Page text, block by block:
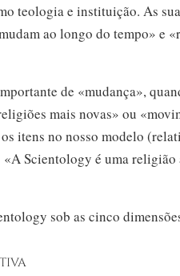
teologia e instituição. As
ao longo do tempo» e
de «mudança»,
mais novas» ou
itens no nosso modelo
Scientology é uma religião
sob as cinco